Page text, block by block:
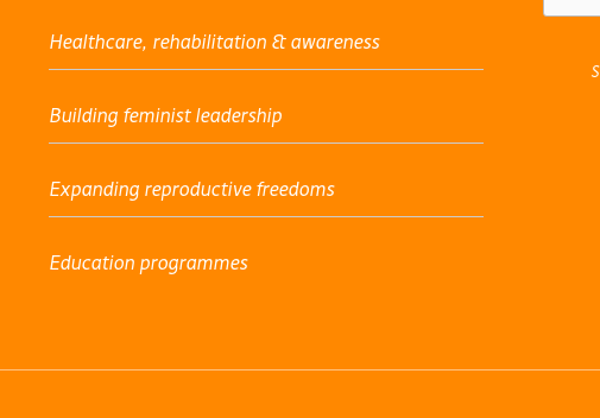
Healthcare, rehabilitation & awareness
Building feminist leadership
Expanding reproductive freedoms
Education programmes